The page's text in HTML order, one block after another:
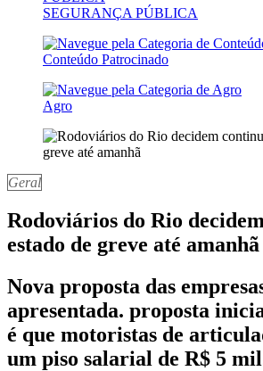
SEGURANÇA PÚBLICA
Conteúdo Patrocinado
Agro
Geral
Rodoviários do Rio
estado de greve até amanhã
Nova proposta das
apresentada. proposta
é que motoristas de
um piso salarial de R$ 5